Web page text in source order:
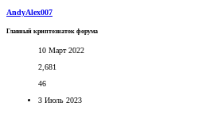
AndyAlex007
Главный криптознаток форума
10 Март 2022
2,681
46
3 Июль 2023